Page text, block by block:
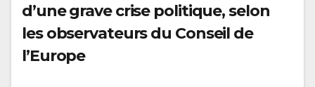
d’une grave crise politique, selon
les observateurs du Conseil de
l’Europe